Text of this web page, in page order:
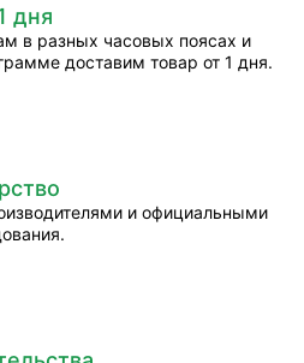
дня
в разных часовых поясах и
доставим товар от 1 дня.
и официальными